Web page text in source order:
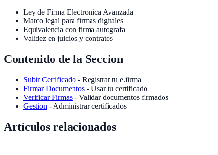
Ley de Firma Electronica Avanzada
Marco legal para firmas digitales
Equivalencia con firma autografa
Validez en juicios y contratos
Contenido de la Seccion
Subir Certificado - Registrar tu e.firma
Firmar Documentos - Usar tu certificado
Verificar Firmas - Validar documentos firmados
Gestion - Administrar certificados
Artículos relacionados